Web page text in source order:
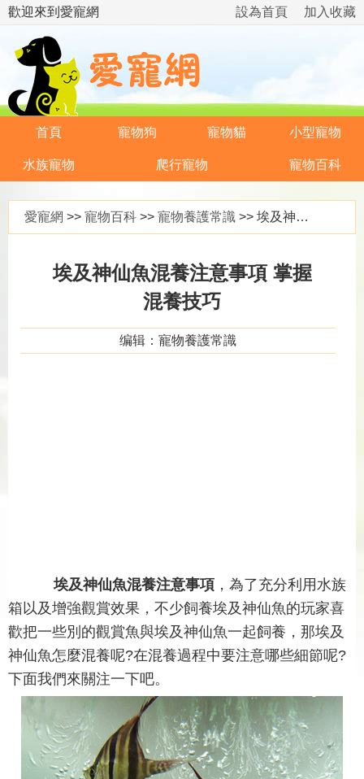
歡迎來到愛寵網 加入收藏
設為首頁
首頁 寵物狗 寵物貓 小型寵物
水族寵物 爬行寵物 寵物百科
愛寵網 >> 寵物百科 >> 寵物養護常識 >> 埃及神仙魚混養注意事項 掌握混養技巧
埃及神仙魚混養注意事項 掌握
混養技巧
编辑：寵物養護常識
埃及神仙魚混養注意事項 ，為了充分利用水族
箱以及增強觀賞效果，不少飼養埃及神仙魚的玩家喜
歡把一些別的觀賞魚與埃及神仙魚一起飼養，那埃及
神仙魚怎麼混養呢?在混養過程中要注意哪些細節呢?
下面我們來關注一下吧。